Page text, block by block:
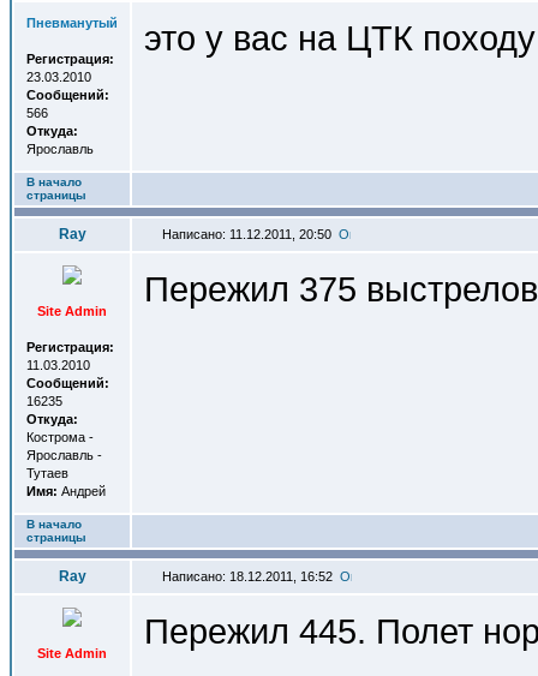
Пневманутый
Регистрация:
23.03.2010
Сообщений:
566
Откуда:
Ярославль
это у вас на ЦТК
В начало
страницы
Ray Написано: 11.12.2011, 20:50
Site Admin
Регистрация:
11.03.2010
Сообщений:
16235
Откуда:
Кострома -
Ярославль -
Тутаев
Имя: Андрей
Пережил 375
В начало
страницы
Ray Написано: 18.12.2011, 16:52
Site Admin
Пережил 445. Полет